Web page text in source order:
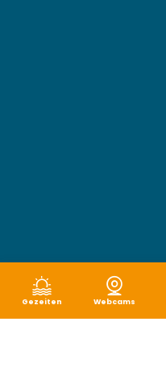
Gezeiten Webcams